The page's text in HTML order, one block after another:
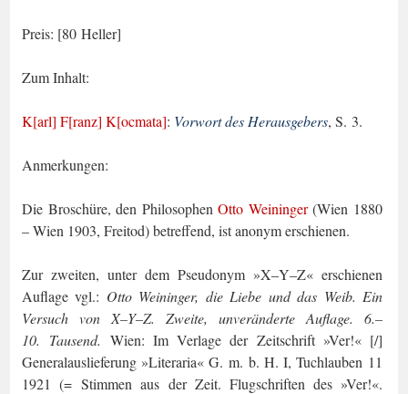
Preis: [80 Heller]
Zum Inhalt:
K[arl] F[ranz] K[ocmata]: Vorwort des Herausgebers, S. 3.
Anmerkungen:
Die Broschüre, den PhilosophenOtto Weininger(Wien 1880
– Wien 1903, Freitod) be­treffend, ist anonym erschienen.
Zur zweiten, unter dem Pseudonym »X–Y–Z« erschienen
Auflage vgl.: Otto Weininger, die Liebe und das Weib. Ein
Versuch von X–Y–Z. Zweite, unveränderte Auflage. 6.–
10. Tausend. Wien: Im Verlage der Zeitschrift »Ver!« [/]
Generalauslieferung »Litera­ria« G. m. b. H. I, Tuchlauben 11
1921 (= Stimmen aus der Zeit. Flugschriften des »Ver!«.